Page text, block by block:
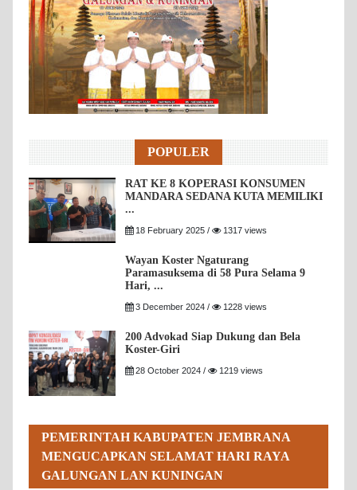
POPULER
RAT KE 8 KOPERASI KONSUMEN
MANDARA SEDANA KUTA MEMILIKI
...
18 February 2025 / 1317 views
Wayan Koster Ngaturang
Paramasuksema di 58 Pura Selama 9
Hari, ...
3 December 2024 / 1228 views
200 Advokad Siap Dukung dan Bela
Koster-Giri
28 October 2024 / 1219 views
PEMERINTAH KABUPATEN JEMBRANA
MENGUCAPKAN SELAMAT HARI RAYA
GALUNGAN LAN KUNINGAN